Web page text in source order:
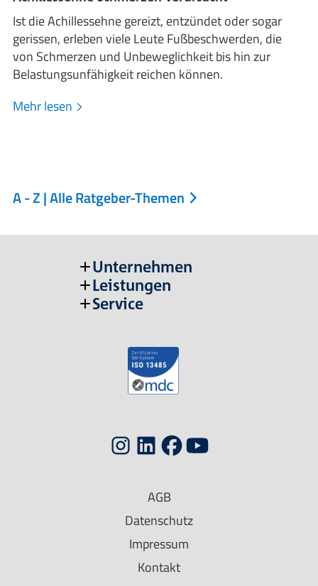
Ist die Achillessehne gereizt, entzündet oder sogar
gerissen, erleben viele Leute Fußbeschwerden, die
von Schmerzen und Unbeweglichkeit bis hin zur
Belastungsunfähigkeit reichen können.
Mehr lesen
A - Z | Alle Ratgeber-Themen
Unternehmen
Leistungen
Service
AGB
Datenschutz
Impressum
Kontakt